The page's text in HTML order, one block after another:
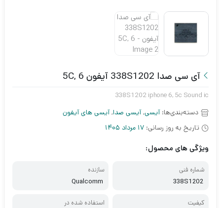
آی سی صدا 338S1202 آیفون 5C, 6
338S1202 iphone 6, 5c Sound ic
دسته‌بندی‌ها:آیسی,آیسی صدا,آیسی های آیفون
تاریخ به روز رسانی: 17 مرداد 1405
ویژگی های محصول:
شماره فنی
338S1202
سازنده
Qualcomm
کیفیت
استفاده شده در